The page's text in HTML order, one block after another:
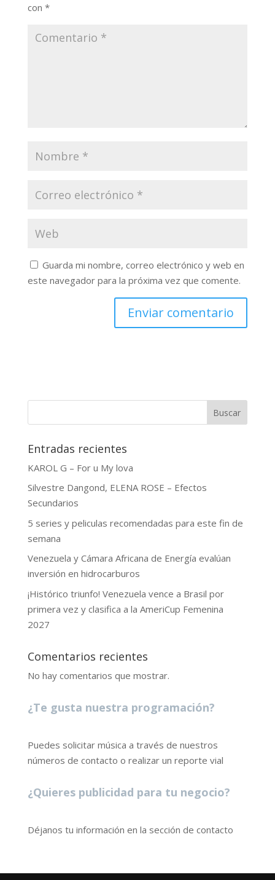
con *
Guarda mi nombre, correo electrónico y web en
este navegador para la próxima vez que comente.
Buscar
Entradas recientes
KAROL G – For u My lova
Silvestre Dangond, ELENA ROSE – Efectos
Secundarios
5 series y peliculas recomendadas para este fin de
semana
Venezuela y Cámara Africana de Energía evalúan
inversión en hidrocarburos
¡Histórico triunfo! Venezuela vence a Brasil por
primera vez y clasifica a la AmeriCup Femenina
2027
Comentarios recientes
No hay comentarios que mostrar.
¿Te gusta nuestra programación?
Puedes solicitar música a través de nuestros
números de contacto o realizar un reporte vial
¿Quieres publicidad para tu negocio?
Déjanos tu información en la sección de contacto